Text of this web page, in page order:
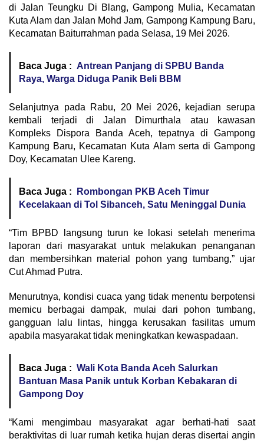
di Jalan Teungku Di Blang, Gampong Mulia, Kecamatan
Kuta Alam dan Jalan Mohd Jam, Gampong Kampung Baru,
Kecamatan Baiturrahman pada Selasa, 19 Mei 2026.
Baca Juga : Antrean Panjang di SPBU Banda
Raya, Warga Diduga Panik Beli BBM
Selanjutnya pada Rabu, 20 Mei 2026, kejadian serupa
kembali terjadi di Jalan Dimurthala atau kawasan
Kompleks Dispora Banda Aceh, tepatnya di Gampong
Kampung Baru, Kecamatan Kuta Alam serta di Gampong
Doy, Kecamatan Ulee Kareng.
Baca Juga :
Rombongan PKB Aceh Timur
Kecelakaan di Tol Sibanceh, Satu Meninggal Dunia
“Tim BPBD langsung turun ke lokasi setelah menerima
laporan dari masyarakat untuk melakukan penanganan
dan membersihkan material pohon yang tumbang,” ujar
Cut Ahmad Putra.
Menurutnya, kondisi cuaca yang tidak menentu berpotensi
memicu berbagai dampak, mulai dari pohon tumbang,
gangguan lalu lintas, hingga kerusakan fasilitas umum
apabila masyarakat tidak meningkatkan kewaspadaan.
Baca Juga : Wali Kota Banda Aceh Salurkan
Bantuan Masa Panik untuk Korban Kebakaran di
Gampong Doy
“Kami mengimbau masyarakat agar berhati-hati saat
beraktivitas di luar rumah ketika hujan deras disertai angin